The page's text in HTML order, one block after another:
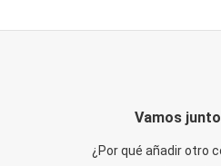
Vamos
¿Por qué añadir otro